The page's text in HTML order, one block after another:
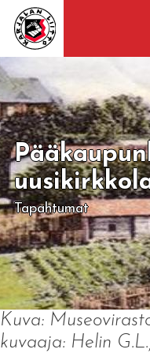
Tapahtumat
Kuva:
kuvaaja: Helin